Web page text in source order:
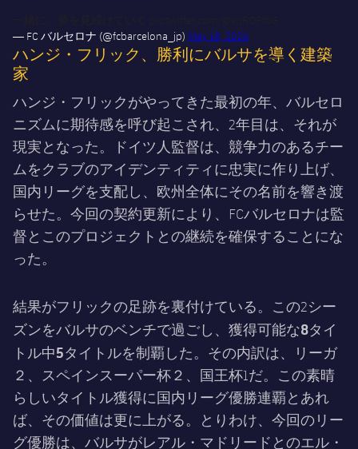
— FC バルセロナ (@fcbarcelona_jp) May 18, 2026
ハンジ・フリック、勝利にバルサを導く建築
家
ハンジ・フリックがやってきた最初の年、バルセロ
ニズムに期待感を呼び起こされ、2年目は、それが
現実となった。ドイツ人監督は、競争力のあるチー
ムをクラブのアイデンティティに忠実に作り上げ、
国内リーグを支配し、欧州全体にその名前を響き渡
らせた。今回の契約更新により、FCバルセロナは監
督とこのプロジェクトとの継続を確保することにな
った。
結果がフリックの足跡を裏付けている。この2シー
ズンをバルサのベンチで過ごし、 獲得可能な8タイ
トル中5タイトルを制覇 した。その内訳は、リーガ
２、スペインスーパー杯２、国王杯1だ。この素晴
らしいタイトル獲得に国内リーグ優勝連覇とあれ
ば、その価値は更に上がる。とりわけ、今回のリー
グ優勝は、バルサがレアル・マドリードとのエル・